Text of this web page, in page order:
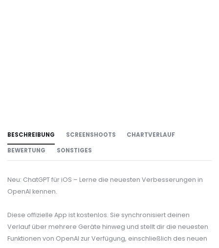
BESCHREIBUNG SCREENSHOOTS CHARTVERLAUF
BEWERTUNG SONSTIGES
Neu: ChatGPT für iOS – Lerne die neuesten Verbesserungen in
OpenAI kennen.
Diese offizielle App ist kostenlos. Sie synchronisiert deinen
Verlauf über mehrere Geräte hinweg und stellt dir die neuesten
Funktionen von OpenAI zur Verfügung, einschließlich des neuen